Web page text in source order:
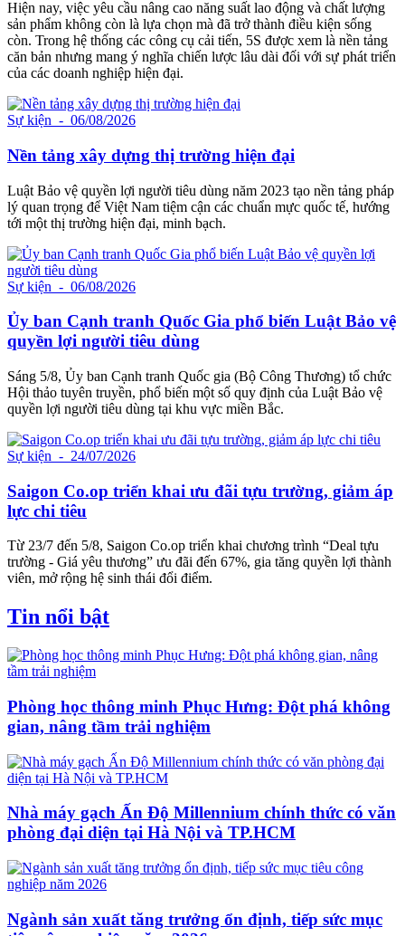
Hiện nay, việc yêu cầu nâng cao năng suất lao động và chất lượng
sản phẩm không còn là lựa chọn mà đã trở thành điều kiện sống
còn. Trong hệ thống các công cụ cải tiến, 5S được xem là nền tảng
căn bản nhưng mang ý nghĩa chiến lược lâu dài đối với sự phát triển
của các doanh nghiệp hiện đại.
Sự kiện - 06/08/2026
Nền tảng xây dựng thị trường hiện đại
Luật Bảo vệ quyền lợi người tiêu dùng năm 2023 tạo nền tảng pháp
lý quan trọng để Việt Nam tiệm cận các chuẩn mực quốc tế, hướng
tới một thị trường hiện đại, minh bạch.
Sự kiện - 06/08/2026
Ủy ban Cạnh tranh Quốc Gia phổ biến Luật Bảo vệ
quyền lợi người tiêu dùng
Sáng 5/8, Ủy ban Cạnh tranh Quốc gia (Bộ Công Thương) tổ chức
Hội thảo tuyên truyền, phổ biến một số quy định của Luật Bảo vệ
quyền lợi người tiêu dùng tại khu vực miền Bắc.
Sự kiện - 24/07/2026
Saigon Co.op triển khai ưu đãi tựu trường, giảm áp
lực chi tiêu
Từ 23/7 đến 5/8, Saigon Co.op triển khai chương trình “Deal tựu
trường - Giá yêu thương” ưu đãi đến 67%, gia tăng quyền lợi thành
viên, mở rộng hệ sinh thái đổi điểm.
Tin nổi bật
Phòng học thông minh Phục Hưng: Đột phá không
gian, nâng tầm trải nghiệm
Nhà máy gạch Ấn Độ Millennium chính thức có văn
phòng đại diện tại Hà Nội và TP.HCM
Ngành sản xuất tăng trưởng ổn định, tiếp sức mục